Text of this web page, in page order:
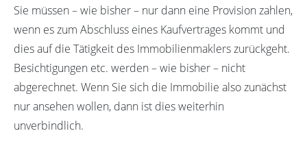
Sie müssen – wie bisher – nur dann eine Provision zahlen,
wenn es zum Abschluss eines Kaufvertrages kommt und
dies auf die Tätigkeit des Immobilienmaklers zurückgeht.
Besichtigungen etc. werden – wie bisher – nicht
abgerechnet. Wenn Sie sich die Immobilie also zunächst
nur ansehen wollen, dann ist dies weiterhin
unverbindlich.